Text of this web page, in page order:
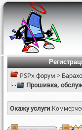
PSPx форум >
Прошивка,
Окажу услуги